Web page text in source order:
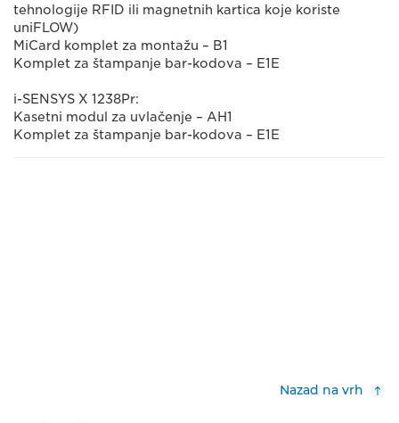
tehnologije RFID ili magnetnih kartica koje koriste
uniFLOW)
MiCard komplet za montažu – B1
Komplet za štampanje bar-kodova – E1E
i-SENSYS X 1238Pr:
Kasetni modul za uvlačenje – AH1
Komplet za štampanje bar-kodova – E1E
Nazad na vrh